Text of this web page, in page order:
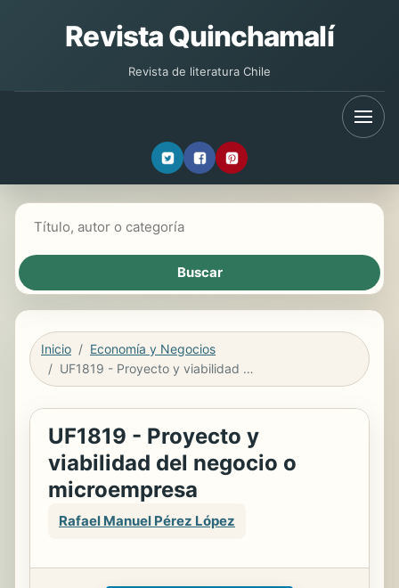
Revista Quinchamalí
Revista de literatura Chile
Inicio
Economía y Negocios
UF1819 - Proyecto y viabilidad del negocio o microempresa
UF1819 - Proyecto y
viabilidad del negocio o
microempresa
Rafael Manuel Pérez López